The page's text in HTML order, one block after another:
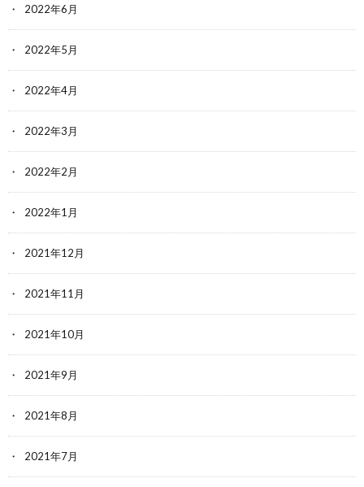
2022年6月
2022年5月
2022年4月
2022年3月
2022年2月
2022年1月
2021年12月
2021年11月
2021年10月
2021年9月
2021年8月
2021年7月